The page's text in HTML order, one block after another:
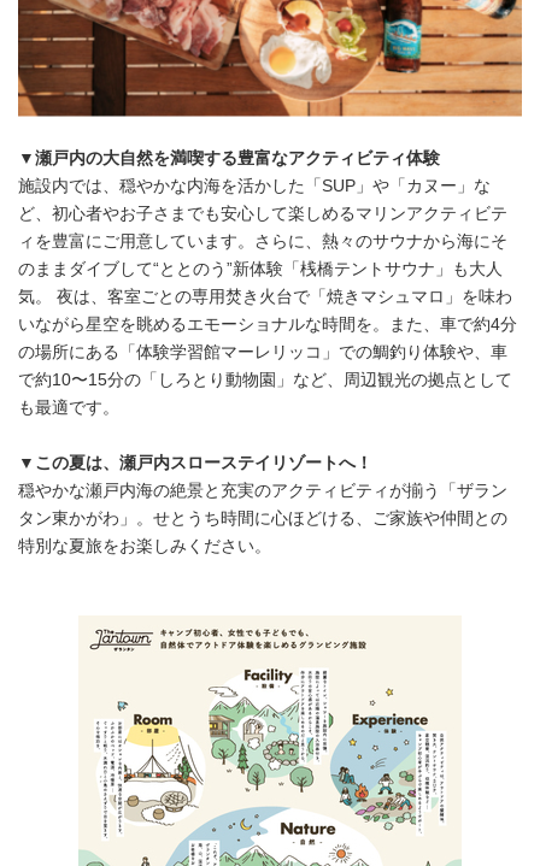
▼瀬戸内の大自然を満喫する豊富なアクティビティ体験
施設内では、穏やかな内海を活かした「SUP」や「カヌー」な
ど、初心者やお子さまでも安心して楽しめるマリンアクティビテ
ィを豊富にご用意しています。さらに、熱々のサウナから海にそ
のままダイブして“ととのう”新体験「桟橋テントサウナ」も大人
気。 夜は、客室ごとの専用焚き火台で「焼きマシュマロ」を味わ
いながら星空を眺めるエモーショナルな時間を。また、車で約4分
の場所にある「体験学習館マーレリッコ」での鯛釣り体験や、車
で約10〜15分の「しろとり動物園」など、周辺観光の拠点として
も最適です。
▼この夏は、瀬戸内スローステイリゾートへ！
穏やかな瀬戸内海の絶景と充実のアクティビティが揃う「ザラン
タン東かがわ」。せとうち時間に心ほどける、ご家族や仲間との
特別な夏旅をお楽しみください。
Japanese